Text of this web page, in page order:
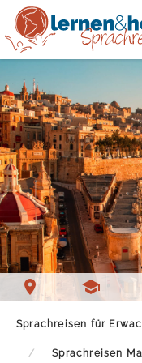
Sprachreisen für
Sprachreisen